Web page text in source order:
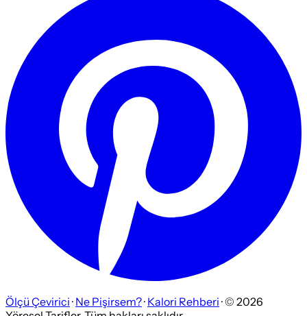
Ölçü Çevirici · Ne Pişirsem?· Kalori Rehberi · © 2026